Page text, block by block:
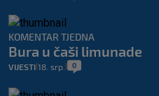
KOMENTAR TJEDNA
Bura u čaši limunade
VIJESTI 18. srp. 0